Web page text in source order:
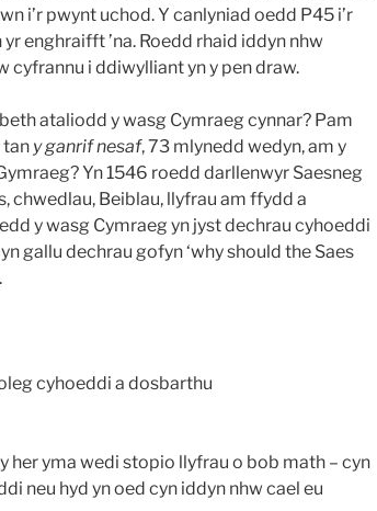
i’r pwynt uchod. Y canlyniad oedd P45 i’r
enghraifft ’na. Roedd rhaid iddyn nhw
cyfrannu i ddiwylliant yn y pen draw.
ataliodd y wasg Cymraeg cynnar? Pam
tan y ganrif nesaf, 73 mlynedd wedyn, am y
Yn 1546 roedd darllenwyr Saesneg
chwedlau, Beiblau, llyfrau am ffydd a
y wasg Cymraeg yn jyst dechrau cyhoeddi
gallu dechrau gofyn ‘why should the Saes
cyhoeddi a dosbarthu
her yma wedi stopio llyfrau o bob math – cyn
neu hyd yn oed cyn iddyn nhw cael eu